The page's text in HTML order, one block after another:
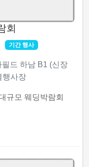
회
기간 행사
드 하남 B1 (신장
행사장
규모 웨딩박람회